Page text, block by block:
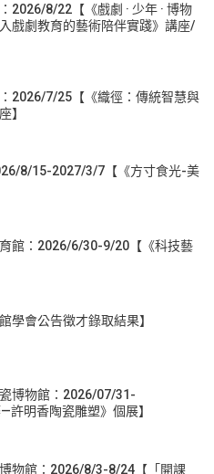
2026/8/22【《戲劇 · 少年 · 博物
戲劇教育的藝術陪伴實踐》講座/
2026/7/25【《織徑：傳統智慧與
】
8/15-2027/3/7【《方寸食光-美
館：2026/6/30-9/20【《科技藝
學會公告徵才錄取結果】
博物館：2026/07/31-
許明香陶瓷雕塑》個展】
物館：2026/8/3-8/24【「開課